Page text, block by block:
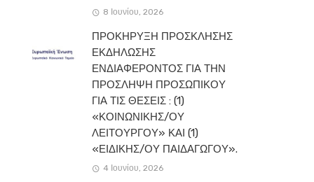
8 Ιουνίου, 2026
ΠΡΟΚΗΡΥΞΗ ΠΡΟΣΚΛΗΣΗΣ
ΕΚΔΗΛΩΣΗΣ
ΕΝΔΙΑΦΕΡΟΝΤΟΣ ΓΙΑ ΤΗΝ
ΠΡΟΣΛΗΨΗ ΠΡΟΣΩΠΙΚΟΥ
ΓΙΑ ΤΙΣ ΘΕΣΕΙΣ : (1)
«ΚΟΙΝΩΝΙΚΗΣ/ΟΥ
ΛΕΙΤΟΥΡΓΟΥ» ΚΑΙ (1)
«ΕΙΔΙΚΗΣ/ΟΥ ΠΑΙΔΑΓΩΓΟΥ».
4 Ιουνίου, 2026